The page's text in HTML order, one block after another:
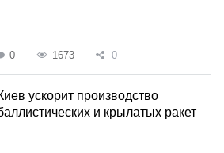
0 1673 0
ускорит производство
и крылатых ракет